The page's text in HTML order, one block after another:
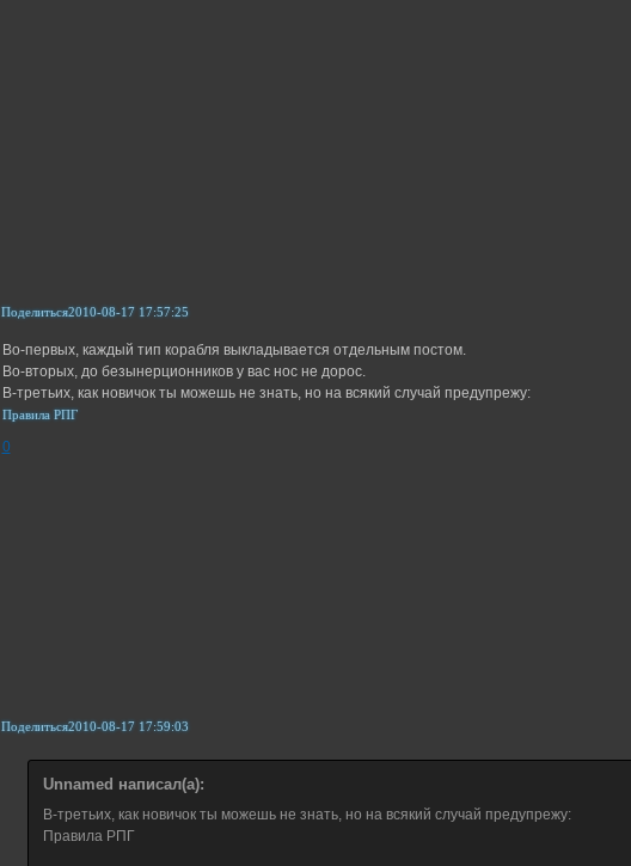
Поделиться2010-08-17 17:57:25
Во-первых, каждый тип корабля выкладывается отдельным постом.
Во-вторых, до безынерционников у вас нос не дорос.
В-третьих, как новичок ты можешь не знать, но на всякий случай предупрежу:
Правила РПГ
0
Поделиться2010-08-17 17:59:03
Unnamed написал(а):
В-третьих, как новичок ты можешь не знать, но на всякий случай предупрежу:
Правила РПГ